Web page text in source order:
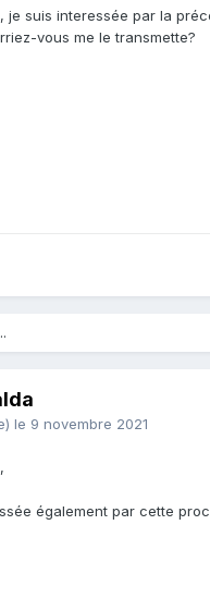
je suis interessée par la
vous me le transmette?
le 9 novembre 2021
également par cette